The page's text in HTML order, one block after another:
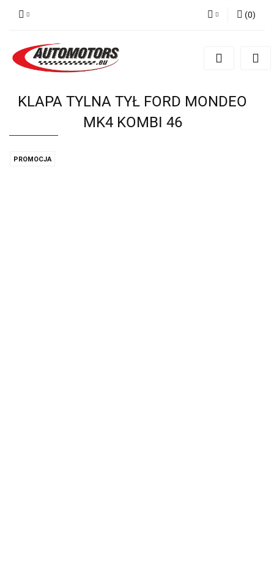
Zarejestruj się
(0)
KLAPA TYLNA TYŁ FORD MONDEO
MK4 KOMBI 46
PROMOCJA